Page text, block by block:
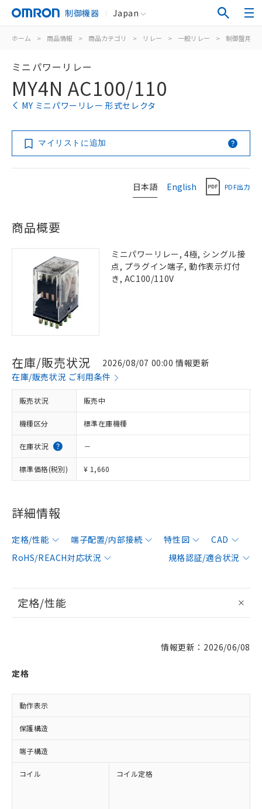
制御機器 Japan
ホーム > 商品情報 > 商品カテゴリ > リレー > 一般リレー > 制御盤用
ミニパワーリレー
MY4N AC100/110
MY ミニパワーリレー 形式セレクタ
マイリストに追加
日本語 English PDF出力
商品概要
ミニパワーリレー, 4極, シングル接
点, プラグイン端子, 動作表示灯付
き, AC100/110V
在庫/販売状況
2026/08/07 00:00 情報更新
在庫/販売状況 ご利用条件
販売状況 販売中
機種区分 標準在庫機種
在庫状況 －
標準価格(税別) ¥ 1,660
詳細情報
定格/性能 端子配置/内部接続 特性図
CAD
RoHS/REACH対応状況
規格認証/適合状況
定格/性能
情報更新：2026/06/08
定格
動作表示
保護構造
端子構造
コイル コイル定格